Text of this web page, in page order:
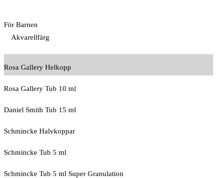
För Barnen
Akvarellfärg
Rosa Gallery Helkopp
Rosa Gallery Tub 10 ml
Daniel Smith Tub 15 ml
Schmincke Halvkoppar
Schmincke Tub 5 ml
Schmincke Tub 5 ml Super Granulation